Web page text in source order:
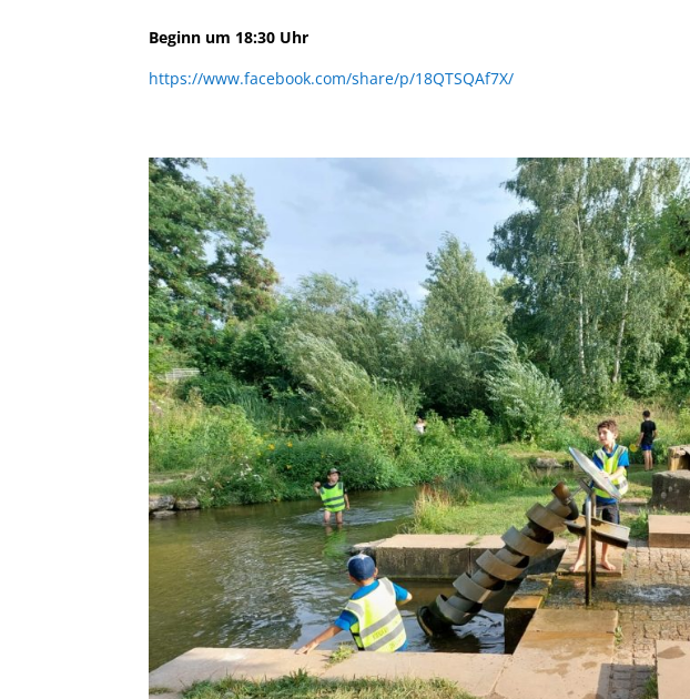
Beginn um 18:30 Uhr
https://www.facebook.com/share/p/18QTSQAf7X/